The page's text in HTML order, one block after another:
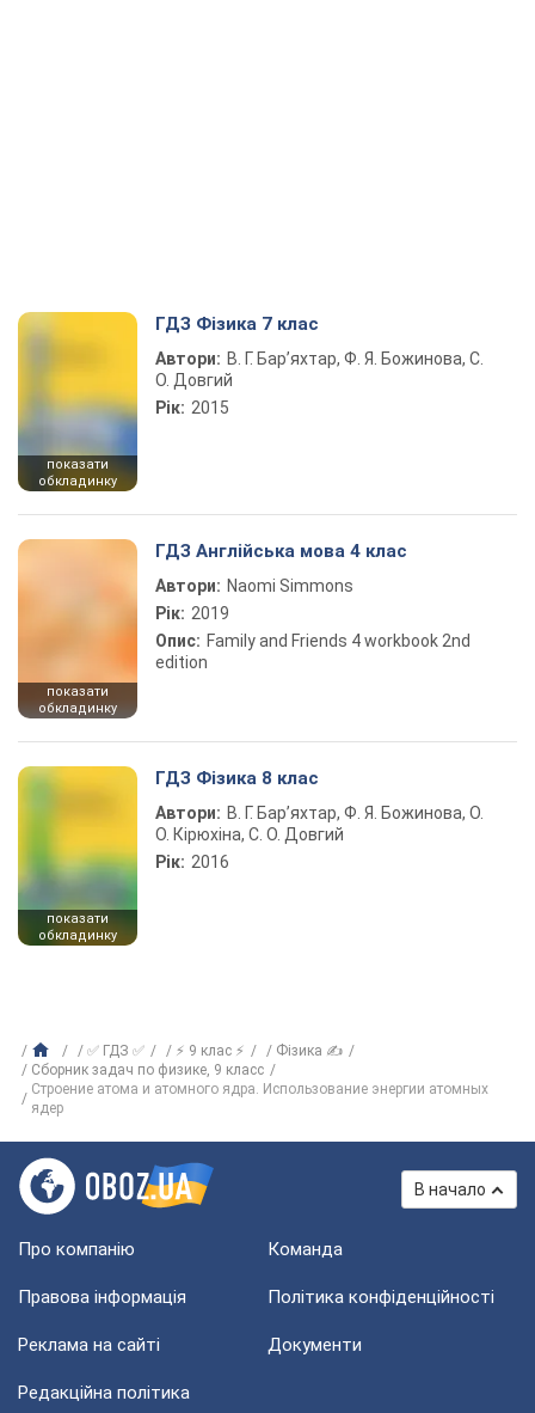
показати
обкладинку
ГДЗ Фізика 7 клас
Автори: В. Г. Бар’яхтар, Ф. Я. Божинова, С.
О. Довгий
Рік: 2015
показати
обкладинку
ГДЗ Англійська мова 4 клас
Автори: Naomi Simmons
Рік: 2019
Опис: Family and Friends 4 workbook 2nd
edition
показати
обкладинку
ГДЗ Фізика 8 клас
Автори: В. Г. Бар’яхтар, Ф. Я. Божинова, О.
О. Кірюхіна, С. О. Довгий
Рік: 2016
✅ ГДЗ ✅ ⚡ 9 клас ⚡
Фізика ✍
Сборник задач по физике, 9 класс
Строение атома и атомного ядра. Использование энергии атомных
ядер
В начало
Про компанію Команда
Правова інформація Політика конфіденційності
Реклама на сайті Документи
Редакційна політика